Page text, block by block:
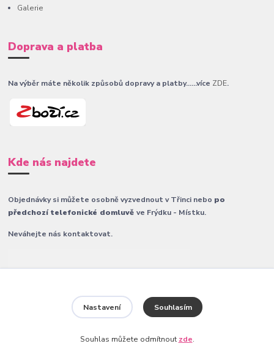
Galerie
Doprava a platba
Na výběr máte několik způsobů dopravy a platby......více ZDE.
Kde nás najdete
Objednávky si můžete osobně vyzvednout v Třinci nebo po
předchozí telefonické domluvěve Frýdku - Místku.
Neváhejte nás kontaktovat.
Nastavení Souhlasím
Souhlas můžete odmítnout zde.